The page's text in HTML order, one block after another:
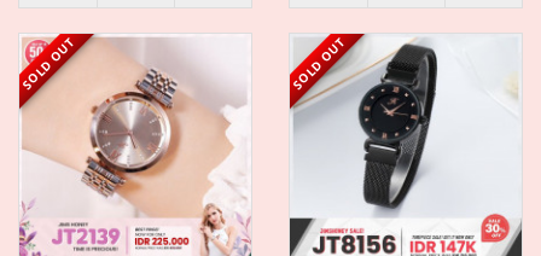
SOLD OUT SOLD OUT